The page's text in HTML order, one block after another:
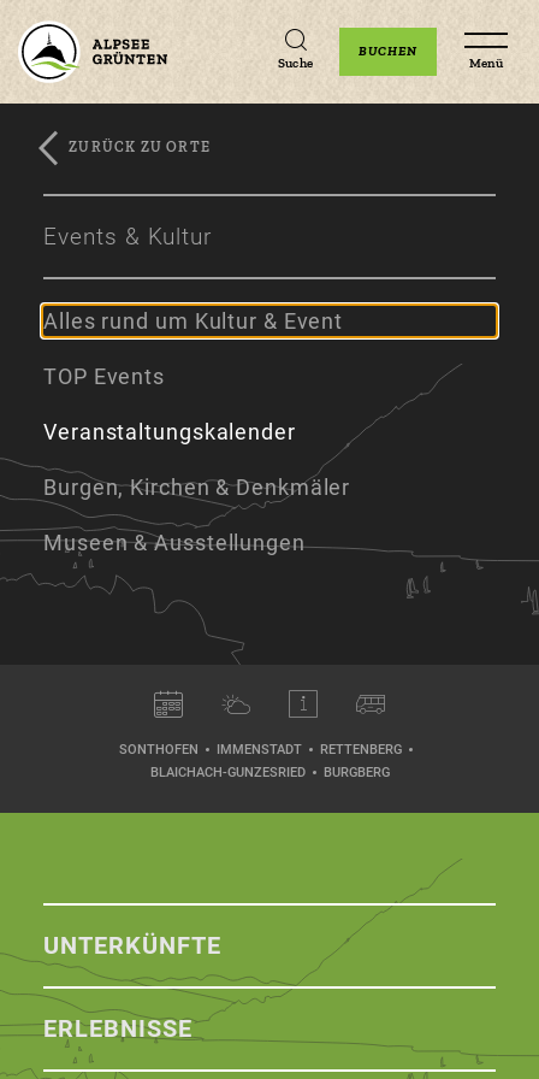
Zum
Zur
Zum
Suche
BUCHEN
Menü
ZURÜCK ZU ORTE
Events & Kultur
Alles rund um Kultur & Event
TOP Events
Veranstaltungskalender
Burgen, Kirchen & Denkmäler
Museen & Ausstellungen
SONTHOFEN IMMENSTADT
RETTENBERG
BLAICHACH-GUNZESRIED
BURGBERG
UNTERKÜNFTE
ERLEBNISSE
Unterkünfte Veranstaltungen